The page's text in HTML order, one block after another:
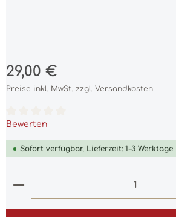
Regulärer Preis:
29,00 €
Preise inkl. MwSt. zzgl. Versandkosten
Durchschnittliche Bewertung von 0 von
Bewerten
Sofort verfügbar, Lieferzeit: 1-3 Werktage
Produkt Anzahl: Gib den